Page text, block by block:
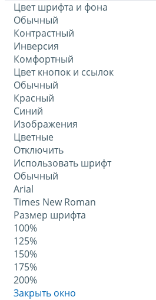
Цвет шрифта и фона
Обычный
Контрастный
Инверсия
Комфортный
Цвет кнопок и ссылок
Обычный
Красный
Синий
Изображения
Цветные
Отключить
Использовать шрифт
Обычный
Arial
Times New Roman
Размер шрифта
100%
125%
150%
175%
200%
Закрыть окно